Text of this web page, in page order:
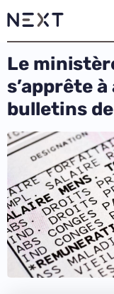
Le
s’apprête
bulletins